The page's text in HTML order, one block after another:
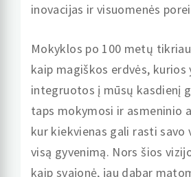
inovacijas ir visuomenės
Mokyklos po 100 metų
kaip magiškos erdvės, kurios
integruotos į mūsų kasdienį
taps mokymosi ir asmeninio
kur kiekvienas gali rasti
visą gyvenimą. Nors šios
kaip svajonė, jau dabar